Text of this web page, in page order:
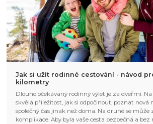
Jak si užít rodinné cestování - návod
kilometry
Dlouho očekávaný rodinný výlet je za dveřmi.
skvělá příležitost, jak si odpočinout, poznat nová
společný čas jinak než doma. Na druhé se
komplikace. Aby byla vaše cesta bezpečná a